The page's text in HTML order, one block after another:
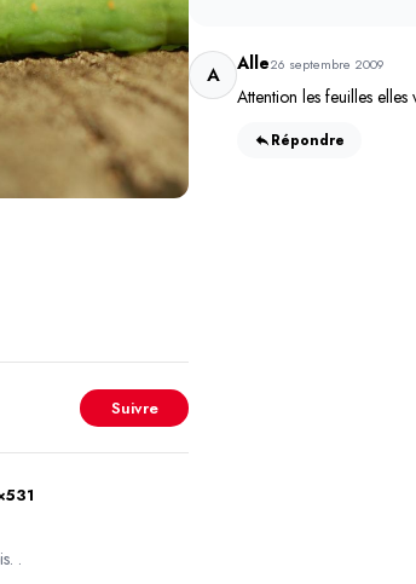
Suivre
.
A Alle26 septembre 2009
Attention les feuilles
Répondre